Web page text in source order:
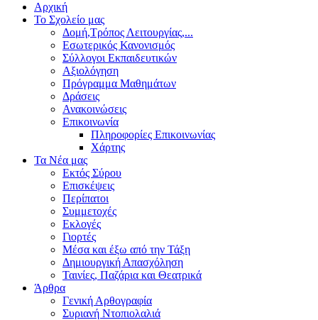
Αρχική
Το Σχολείο μας
Δομή,Τρόπος Λειτουργίας,...
Εσωτερικός Κανονισμός
Σύλλογοι Εκπαιδευτικών
Αξιολόγηση
Πρόγραμμα Μαθημάτων
Δράσεις
Ανακοινώσεις
Επικοινωνία
Πληροφορίες Επικοινωνίας
Χάρτης
Τα Νέα μας
Εκτός Σύρου
Επισκέψεις
Περίπατοι
Συμμετοχές
Εκλογές
Γιορτές
Μέσα και έξω από την Τάξη
Δημιουργική Απασχόληση
Ταινίες, Παζάρια και Θεατρικά
Άρθρα
Γενική Αρθογραφία
Συριανή Ντοπιολαλιά